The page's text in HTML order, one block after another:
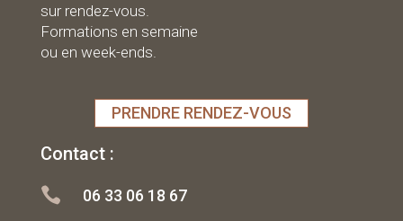
sur rendez-vous.
Formations en semaine
ou en week-ends.
PRENDRE RENDEZ-VOUS
Contact :
 06 33 06 18 67